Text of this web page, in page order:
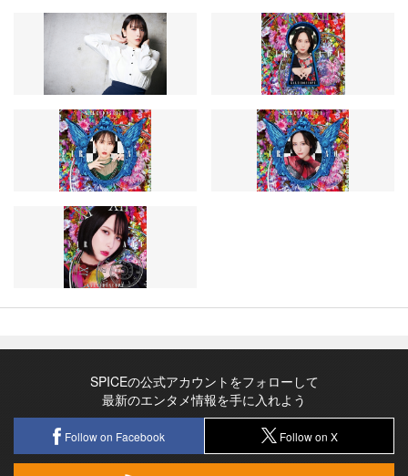
SPICEの公式アカウントをフォローして
最新のエンタメ情報を手に入れよう
Follow on Facebook Follow on X